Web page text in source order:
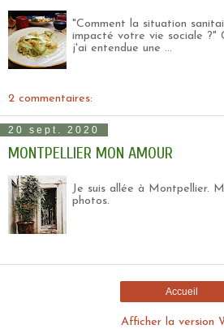
"Comment la situation
impacté votre vie sociale ?"
j'ai entendue une ...
2 commentaires:
20 sept. 2020
MONTPELLIER MON AMOUR
Je suis allée à Montpellier.
photos.
Accueil
Afficher la version